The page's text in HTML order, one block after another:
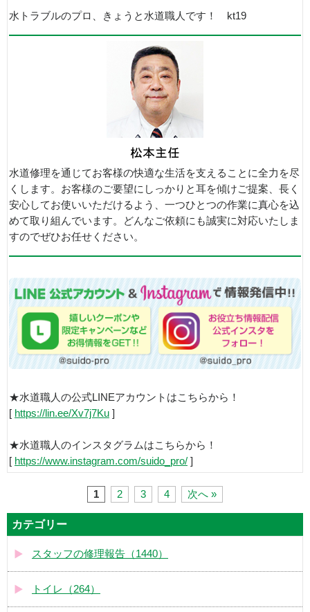
水トラブルのプロ、きょうと水道職人です！ kt19
水道修理を通じてお客様の快適な生活を支えることに全力を尽
くします。お客様のご要望にしっかりと耳を傾けご提案、長く
安心してお使いいただけるよう、一つひとつの作業に真心を込
めて取り組んでいます。どんなご依頼にも誠実に対応いたしま
すのでぜひお任せください。
★水道職人の公式LINEアカウントはこちらから！
[ https://lin.ee/Xv7j7Ku ]
★水道職人のインスタグラムはこちらから！
[ https://www.instagram.com/suido_pro/ ]
1 2 3 4 次へ »
カテゴリー
スタッフの修理報告（1440）
トイレ（264）